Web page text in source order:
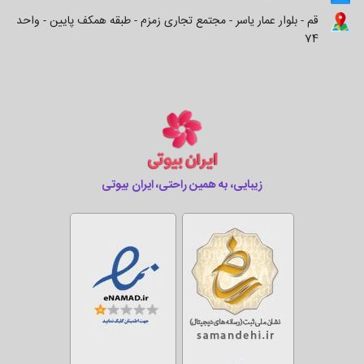
قم - بلوار عمار یاسر - مجتمع تجاری زمزم - طبقه همکف پایین - واحد
74
زیبایی، به همین راحتی، ایران بیوتی